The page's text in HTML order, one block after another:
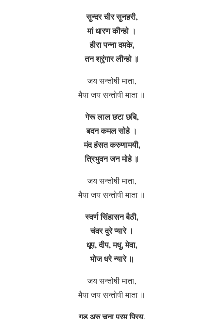
सुन्दर चीर सुनहरी,
मां धारण कीन्हो ।
हीरा पन्ना दमके,
तन श्रृंगार लीन्हो ॥
जय सन्तोषी माता,
मैया जय सन्तोषी माता ॥
गेरू लाल छटा छबि,
बदन कमल सोहे ।
मंद हंसत करुणामयी,
त्रिभुवन जन मोहे ॥
जय सन्तोषी माता,
मैया जय सन्तोषी माता ॥
स्वर्ण सिंहासन बैठी,
चंवर दुरे प्यारे ।
धूप, दीप, मधु, मेवा,
भोज धरे न्यारे ॥
जय सन्तोषी माता,
मैया जय सन्तोषी माता ॥
गुड़ अरु चना परम प्रिय,